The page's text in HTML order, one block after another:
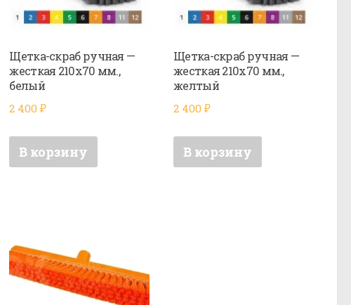
Щетка-скраб ручная —
жесткая 210х70 мм.,
белый
2 400₽
В корзину
Щетка-скраб ручная —
жесткая 210х70 мм.,
желтый
2 400₽
В корзину